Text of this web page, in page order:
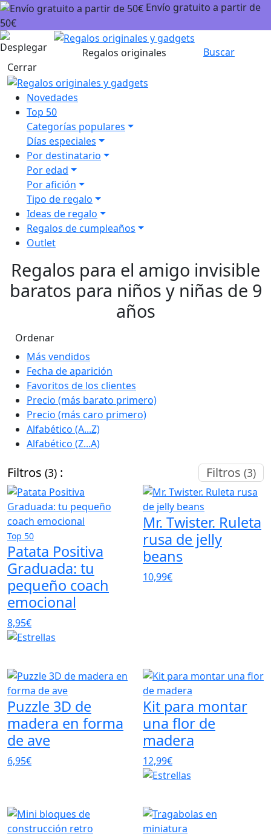
Envío gratuito a partir de
50€
Regalos originales
Buscar
Cerrar
Novedades
Top 50
Categorías populares
Días especiales
Por destinatario
Por edad
Por afición
Tipo de regalo
Ideas de regalo
Regalos de cumpleaños
Outlet
Regalos para el amigo invisible
baratos para niños y niñas de 9
años
Ordenar
Más vendidos
Fecha de aparición
Favoritos de los clientes
Precio (más barato primero)
Precio (más caro primero)
Alfabético (A...Z)
Alfabético (Z...A)
Filtros (3) : Filtros (3)
Top 50
Patata Positiva
Graduada: tu
pequeño coach
emocional
8,95€
Mr. Twister. Ruleta
rusa de jelly
beans
10,99€
Puzzle 3D de
madera en forma
de ave
6,95€
Kit para montar
una flor de
madera
12,99€